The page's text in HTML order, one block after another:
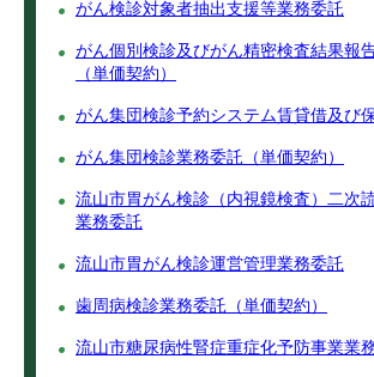
がん検診対象者抽出支援等業務委託
がん個別検診及びがん精密検査結果報
（単価契約）
がん集団検診予約システム賃貸借及び
がん集団検診業務委託（単価契約）
流山市胃がん検診（内視鏡検査）二次
業務委託
流山市胃がん検診運営管理業務委託
歯周病検診業務委託（単価契約）
流山市糖尿病性腎症重症化予防事業業